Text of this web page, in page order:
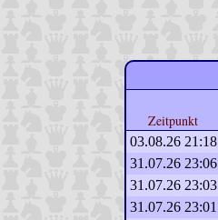
Zeitpunkt
03.08.26 21:18
31.07.26 23:06
31.07.26 23:03
31.07.26 23:01